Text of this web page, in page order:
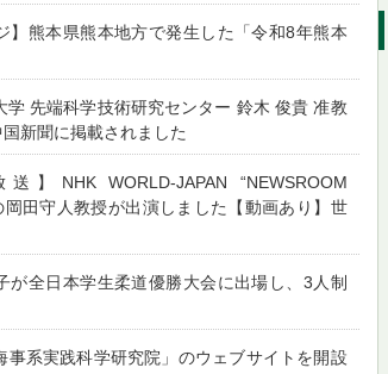
】熊本県熊本地方で発生した「令和8年熊本
学 先端科学技術研究センター 鈴木 俊貴 准教
新聞に掲載されました
】NHK WORLD-JAPAN “NEWSROOM
田守人教授が出演しました【動画あり】世
が全日本学生柔道優勝大会に出場し、3人制
事系実践科学研究院」のウェブサイトを開設